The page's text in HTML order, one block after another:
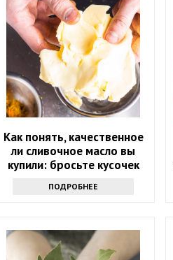
Как понять, качественное
ли сливочное масло вы
купили: бросьте кусочек
ПОДРОБНЕЕ